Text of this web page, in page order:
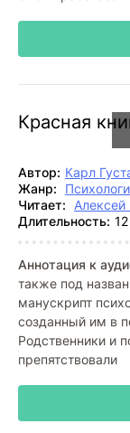
Красная
Автор: Карл
Жанр:
Читает:
Алексей
Длительность:
Аннотация к
также под
манускрипт
созданный им в
Родственники и
препятствовали